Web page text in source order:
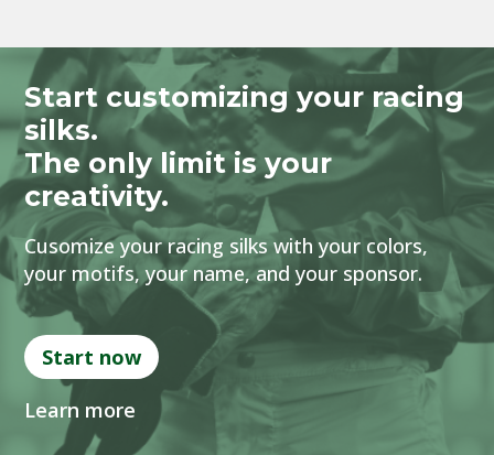
Start customizing your racing
silks.
The only limit is your
creativity.
Cusomize your racing silks with your colors,
your motifs, your name, and your sponsor.
Start now
Learn more